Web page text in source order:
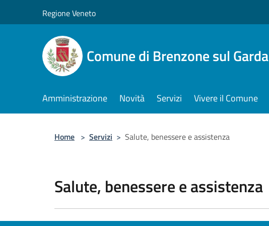
Regione Veneto
Comune di Brenzone sul Garda
Amministrazione Novità Servizi Vivere il Comune
Home > Servizi > Salute, benessere e assistenza
Salute, benessere e assistenza